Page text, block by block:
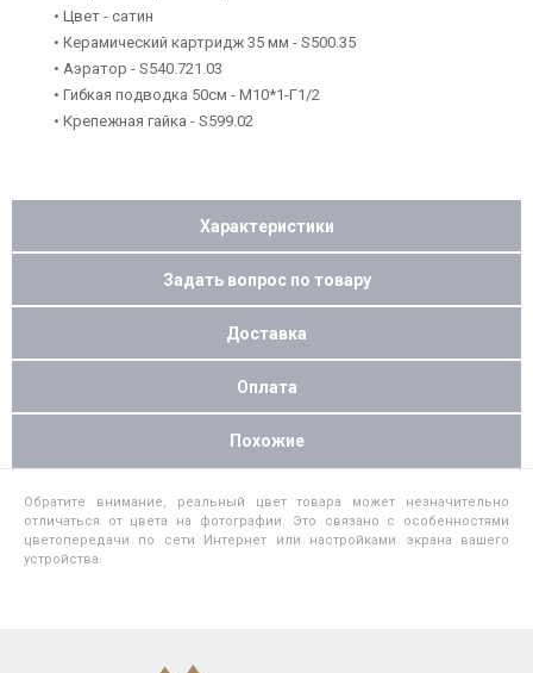
• Цвет - сатин
• Керамический картридж 35 мм - S500.35
• Аэратор - S540.721.03
• Гибкая подводка 50см - M10*1-Г1/2
• Крепежная гайка - S599.02
Характеристики
Задать вопрос по товару
Доставка
Оплата
Похожие
Обратите внимание, реальный цвет товара может незначительно
отличаться от цвета на фотографии. Это связано с особенностями
цветопередачи по сети Интернет или настройками экрана вашего
устройства.